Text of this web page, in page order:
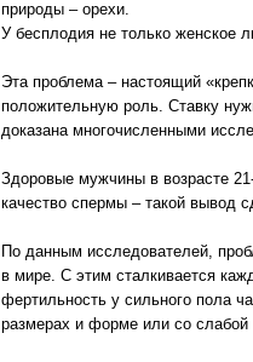
природы – орехи.
У бесплодия не только женское
Эта проблема – настоящий
положительную роль. Ставку
доказана многочисленными
Здоровые мужчины в возрасте
качество спермы – такой вывод
По данным исследователей,
в мире. С этим сталкивается
фертильность у сильного пола
размерах и форме или со